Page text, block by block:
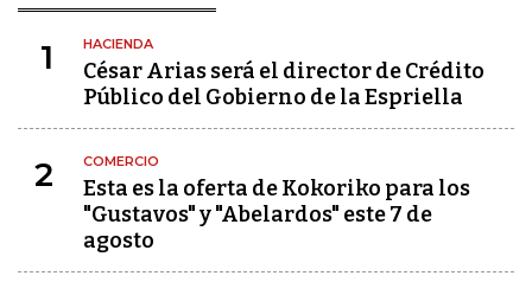
1 HACIENDA
César Arias será el director de Crédito
Público del Gobierno de la Espriella
2 COMERCIO
Esta es la oferta de Kokoriko para los
"Gustavos" y "Abelardos" este 7 de
agosto